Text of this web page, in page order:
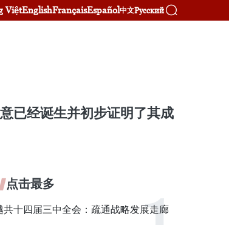
ViệtEnglishFrançaisEspañol中文Русский
已经诞生并初步证明了其成
点击最多
共十四届三中全会：疏通战略发展走廊